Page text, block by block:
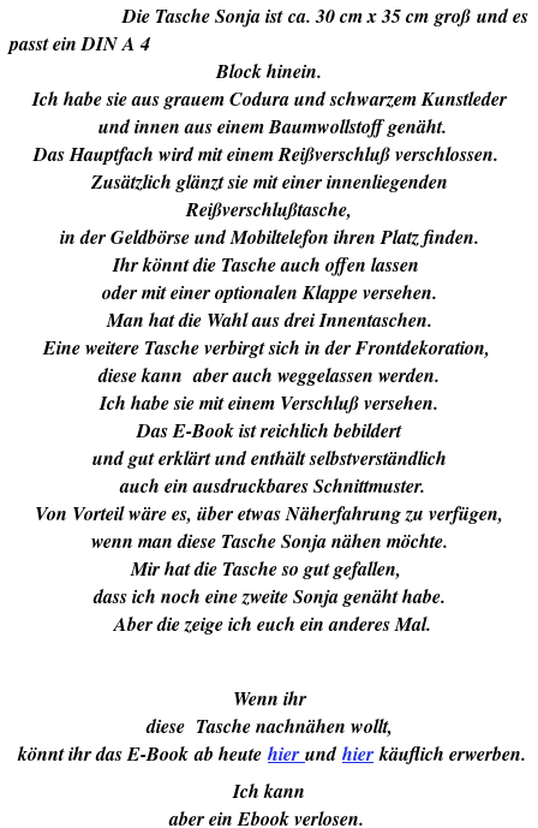
Die Tasche Sonja ist ca. 30 cm x 35 cm groß und es
passt ein DIN A 4
Block hinein.
Ich habe sie aus grauem Codura und schwarzem Kunstleder
und innen aus einem Baumwollstoff genäht.
Das Hauptfach wird mit einem Reißverschluß verschlossen.
Zusätzlich glänzt sie mit einer innenliegenden
Reißverschlußtasche,
in der Geldbörse und Mobiltelefon ihren Platz finden.
Ihr könnt die Tasche auch offen lassen
oder mit einer optionalen Klappe versehen.
Man hat die Wahl aus drei Innentaschen.
Eine weitere Tasche verbirgt sich in der Frontdekoration,
diese kann aber auch weggelassen werden.
Ich habe sie mit einem Verschluß versehen.
Das E-Book ist reichlich bebildert
und gut erklärt und enthält selbstverständlich
auch ein ausdruckbares Schnittmuster.
Von Vorteil wäre es, über etwas Näherfahrung zu verfügen,
wenn man diese Tasche Sonja nähen möchte.
Mir hat die Tasche so gut gefallen,
dass ich noch eine zweite Sonja genäht habe.
Aber die zeige ich euch ein anderes Mal.
Wenn ihr
diese Tasche nachnähen wollt,
könnt ihr das E-Book ab heute hier undhierkäuflich erwerben.
Ich kann
aber ein Ebook verlosen.